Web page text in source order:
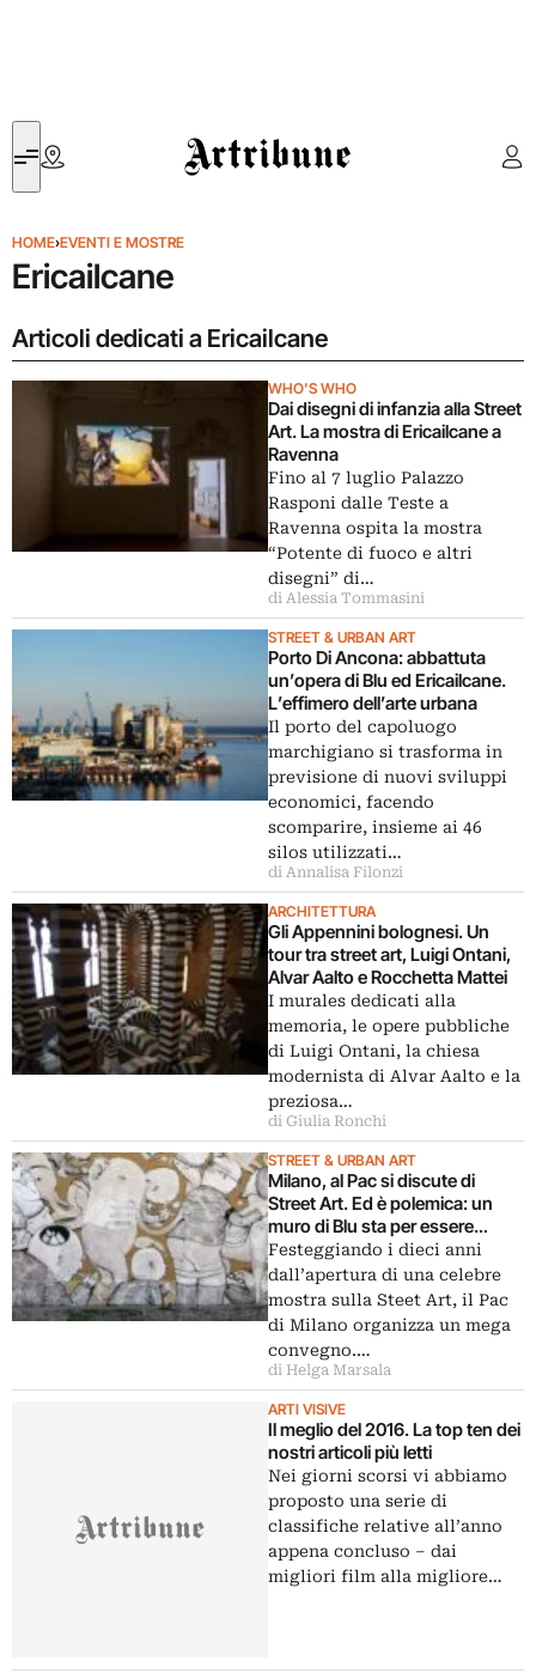
Artribune
HOME›EVENTI E MOSTRE
Ericailcane
Articoli dedicati a Ericailcane
WHO'S WHO
Dai disegni di infanzia alla Street
Art. La mostra di Ericailcane a
Ravenna
Fino al 7 luglio Palazzo
Rasponi dalle Teste a
Ravenna ospita la mostra
“Potente di fuoco e altri
disegni” di…
di Alessia Tommasini
STREET & URBAN ART
Porto Di Ancona: abbattuta
un’opera di Blu ed Ericailcane.
L’effimero dell’arte urbana
Il porto del capoluogo
marchigiano si trasforma in
previsione di nuovi sviluppi
economici, facendo
scomparire, insieme ai 46
silos utilizzati…
di Annalisa Filonzi
ARCHITETTURA
Gli Appennini bolognesi. Un
tour tra street art, Luigi Ontani,
Alvar Aalto e Rocchetta Mattei
I murales dedicati alla
memoria, le opere pubbliche
di Luigi Ontani, la chiesa
modernista di Alvar Aalto e la
preziosa…
di Giulia Ronchi
STREET & URBAN ART
Milano, al Pac si discute di
Street Art. Ed è polemica: un
muro di Blu sta per essere
cancellato?
Festeggiando i dieci anni
dall’apertura di una celebre
mostra sulla Steet Art, il Pac
di Milano organizza un mega
convegno.…
di Helga Marsala
ARTI VISIVE
Il meglio del 2016. La top ten dei
nostri articoli più letti
Nei giorni scorsi vi abbiamo
proposto una serie di
classifiche relative all’anno
appena concluso – dai
migliori film alla migliore…